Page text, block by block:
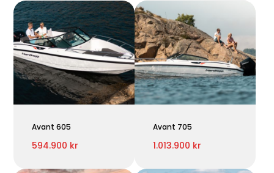
Avant 605
594.900 kr
Avant 705
1.013.900 kr